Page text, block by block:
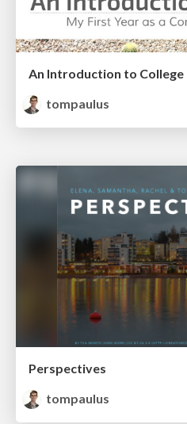
An Introduction to College
tompaulus
Perspectives
tompaulus